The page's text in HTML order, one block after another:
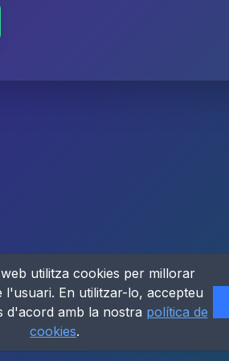
utilitza cookies per millorar
l'usuari. En utilitzar-lo, accepteu
d'acord amb la nostra política de
cookies.